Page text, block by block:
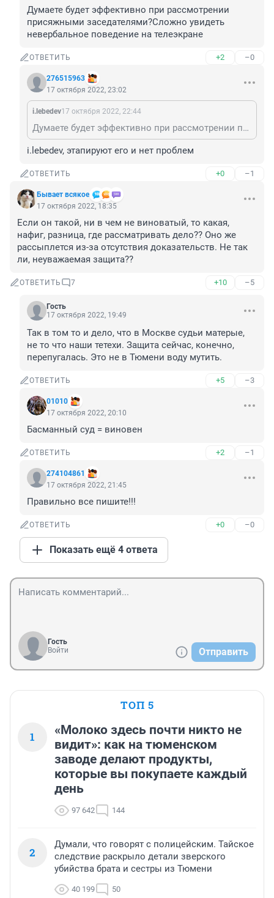
Думаете будет эффективно при рассмотрении
присяжными заседателями?Сложно увидеть
невербальное поведение на телеэкране
ОТВЕТИТЬ +2 –0
276515963
17 октября 2022, 23:02
i.lebedev17 октября 2022, 22:44
Думаете будет эффективно при рассмотрении присяжными заседателями?Сложно увидеть невербальное поведение на телеэкране
i.lebedev, этапируют его и нет проблем
ОТВЕТИТЬ +0 –1
Бывает всякое
17 октября 2022, 18:35
Если он такой, ни в чем не виноватый, то какая,
нафиг, разница, где рассматривать дело?? Оно же
рассыплется из-за отсутствия доказательств. Не так
ли, неуважаемая защита??
ОТВЕТИТЬ 7 +10 –5
Гость
17 октября 2022, 19:49
Так в том то и дело, что в Москве судьи матерые,
не то что наши тетехи. Защита сейчас, конечно,
перепугалась. Это не в Тюмени воду мутить.
ОТВЕТИТЬ +5 –3
01010
17 октября 2022, 20:10
Басманный суд = виновен
ОТВЕТИТЬ +2 –1
274104861
17 октября 2022, 21:45
Правильно все пишите!!!
ОТВЕТИТЬ +0 –0
Показать ещё 4 ответа
Гость
Войти
Отправить
ТОП 5
1
«Молоко здесь почти никто не
видит»: как на тюменском
заводе делают продукты,
которые вы покупаете каждый
день
97 642 144
2
Думали, что говорят с полицейским. Тайское
следствие раскрыло детали зверского
убийства брата и сестры из Тюмени
40 199 50